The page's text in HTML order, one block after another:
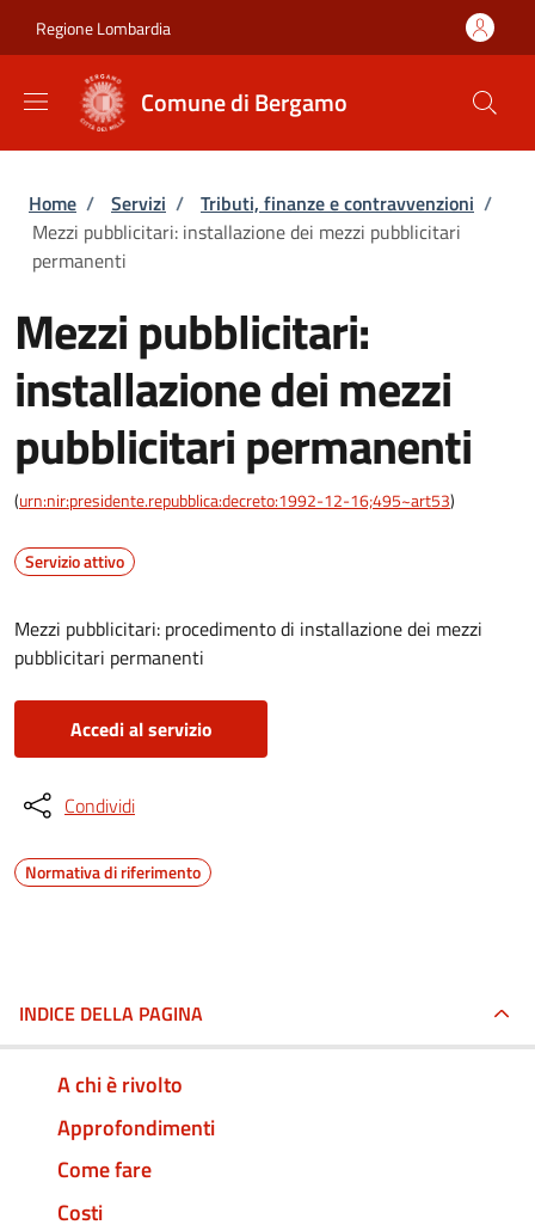
Regione Lombardia
Comune di Bergamo
Briciole di pane
Home / Servizi / Tributi, finanze e contravvenzioni /
Mezzi pubblicitari: installazione dei mezzi pubblicitari
permanenti
Mezzi pubblicitari:
installazione dei mezzi
pubblicitari permanenti
(urn:nir:presidente.repubblica:decreto:1992-12-16;495~art53)
Servizio attivo
Mezzi pubblicitari: procedimento di installazione dei mezzi
pubblicitari permanenti
Accedi al servizio
Condividi
Normativa di riferimento
INDICE DELLA PAGINA
A chi è rivolto
Approfondimenti
Come fare
Costi